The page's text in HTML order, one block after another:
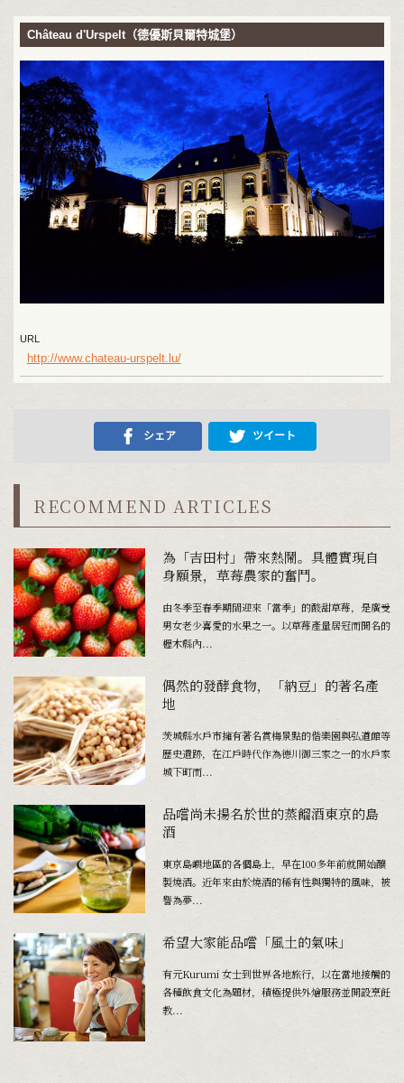
Château d'Urspelt（德優斯貝爾特城堡）
URL
http://www.chateau-urspelt.lu/
シェア ツイート
RECOMMEND ARTICLES
為「吉田村」帶來熱鬧。具體實現自
身願景，草莓農家的奮鬥。
由冬季至春季期間迎來「當季」的酸甜草莓，是廣受
男女老少喜愛的水果之一。以草莓產量居冠而聞名的
櫪木縣內...
偶然的發酵食物，「納豆」的著名產
地
茨城縣水戶市擁有著名賞梅景點的偕樂園與弘道館等
歷史遺跡，在江戶時代作為德川御三家之一的水戶家
城下町而...
品嚐尚未揚名於世的蒸餾酒――東京的島
酒
東京島嶼地區的各個島上，早在100多年前就開始釀
製燒酒。近年來由於燒酒的稀有性與獨特的風味，被
譽為夢...
希望大家能品嚐「風土的氣味」
有元Kurumi 女士到世界各地旅行，以在當地接觸的
各種飲食文化為題材，積極提供外燴服務並開設烹飪
教...